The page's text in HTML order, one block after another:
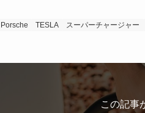
Porsche TESLA スーパーチャージャー
この記事